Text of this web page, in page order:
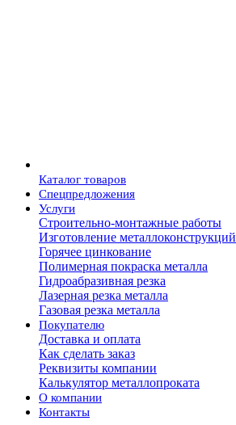
Каталог товаров
Спецпредложения
Услуги
Строительно-монтажные работы
Изготовление металлоконструкций
Горячее цинкование
Полимерная покраска металла
Гидроабразивная резка
Лазерная резка металла
Газовая резка металла
Покупателю
Доставка и оплата
Как сделать заказ
Реквизиты компании
Калькулятор металлопроката
О компании
Контакты